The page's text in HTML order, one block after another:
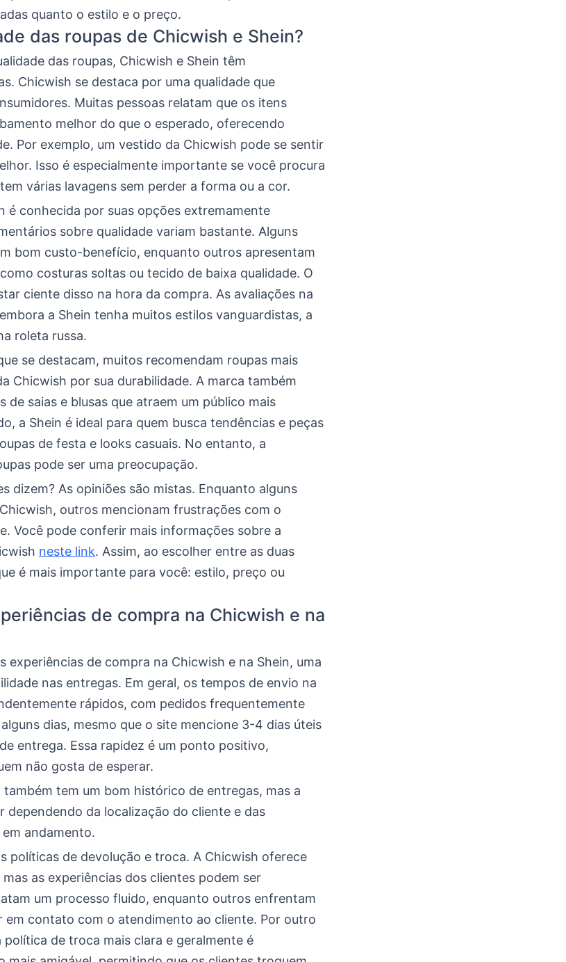
quanto o estilo e o preço.
das roupas de Chicwish e Shein?
das roupas, Chicwish e Shein têm
Chicwish se destaca por uma qualidade que
Muitas pessoas relatam que os itens
melhor do que o esperado, oferecendo
Por exemplo, um vestido da Chicwish pode se sentir
Isso é especialmente importante se você procura
várias lavagens sem perder a forma ou a cor.
é conhecida por suas opções extremamente
sobre qualidade variam bastante. Alguns
bom custo-benefício, enquanto outros apresentam
costuras soltas ou tecido de baixa qualidade. O
ciente disso na hora da compra. As avaliações na
a Shein tenha muitos estilos vanguardistas, a
roleta russa.
se destacam, muitos recomendam roupas mais
Chicwish por sua durabilidade. A marca também
de saias e blusas que atraem um público mais
a Shein é ideal para quem busca tendências e peças
de festa e looks casuais. No entanto, a
pode ser uma preocupação.
dizem? As opiniões são mistas. Enquanto alguns
outros mencionam frustrações com o
Você pode conferir mais informações sobre a
neste link. Assim, ao escolher entre as duas
é mais importante para você: estilo, preço ou
de compra na Chicwish e na
experiências de compra na Chicwish e na Shein, uma
nas entregas. Em geral, os tempos de envio na
rápidos, com pedidos frequentemente
dias, mesmo que o site mencione 3-4 dias úteis
entrega. Essa rapidez é um ponto positivo,
não gosta de esperar.
também tem um bom histórico de entregas, mas a
dependendo da localização do cliente e das
andamento.
políticas de devolução e troca. A Chicwish oferece
as experiências dos clientes podem ser
um processo fluido, enquanto outros enfrentam
em contato com o atendimento ao cliente. Por outro
política de troca mais clara e geralmente é